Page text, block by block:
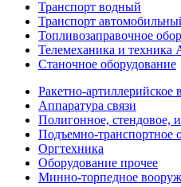
Транспорт водный
Транспорт
Топливозаправочное
Телемеханика и техника
Станочное оборудование
Ракетно-артиллерийское
Аппаратура связи
Полигонное, стендовое,
Подъемно-транспортное
Оргтехника
Оборудование прочее
Минно-торпедное